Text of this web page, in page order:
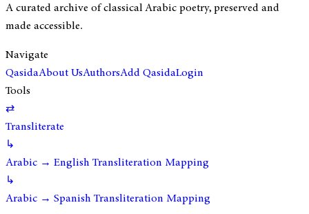
A curated archive of classical Arabic poetry, preserved and
made accessible.
Navigate
QasidaAbout UsAuthorsAdd QasidaLogin
Tools
⇄
Transliterate
↳
Arabic → English Transliteration Mapping
↳
Arabic → Spanish Transliteration Mapping